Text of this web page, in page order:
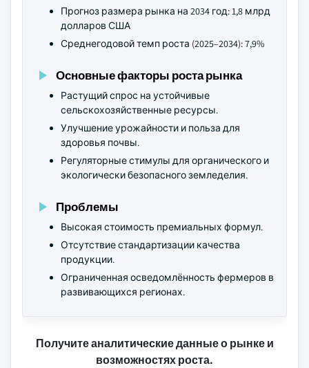
Прогноз размера рынка на 2034 год: 1,8 млрд
долларов США
Среднегодовой темп роста (2025–2034): 7,9%
Основные факторы роста рынка
Растущий спрос на устойчивые
сельскохозяйственные ресурсы.
Улучшение урожайности и польза для
здоровья почвы.
Регуляторные стимулы для органического и
экологически безопасного земледелия.
Проблемы
Высокая стоимость премиальных формул.
Отсутствие стандартизации качества
продукции.
Ограниченная осведомлённость фермеров в
развивающихся регионах.
Получите аналитические данные о рынке и
возможностях роста.